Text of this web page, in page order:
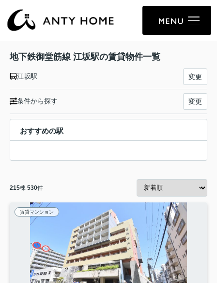
地下鉄御堂筋線 江坂駅の賃貸物件一覧
江坂駅 変更
条件から探す 変更
おすすめの駅
215棟 530件
賃貸マンション